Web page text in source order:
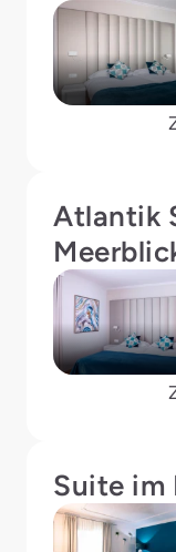
Atlantik
Suite im